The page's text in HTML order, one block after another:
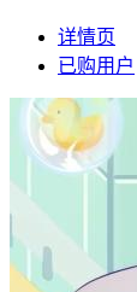
详情页
已购用户